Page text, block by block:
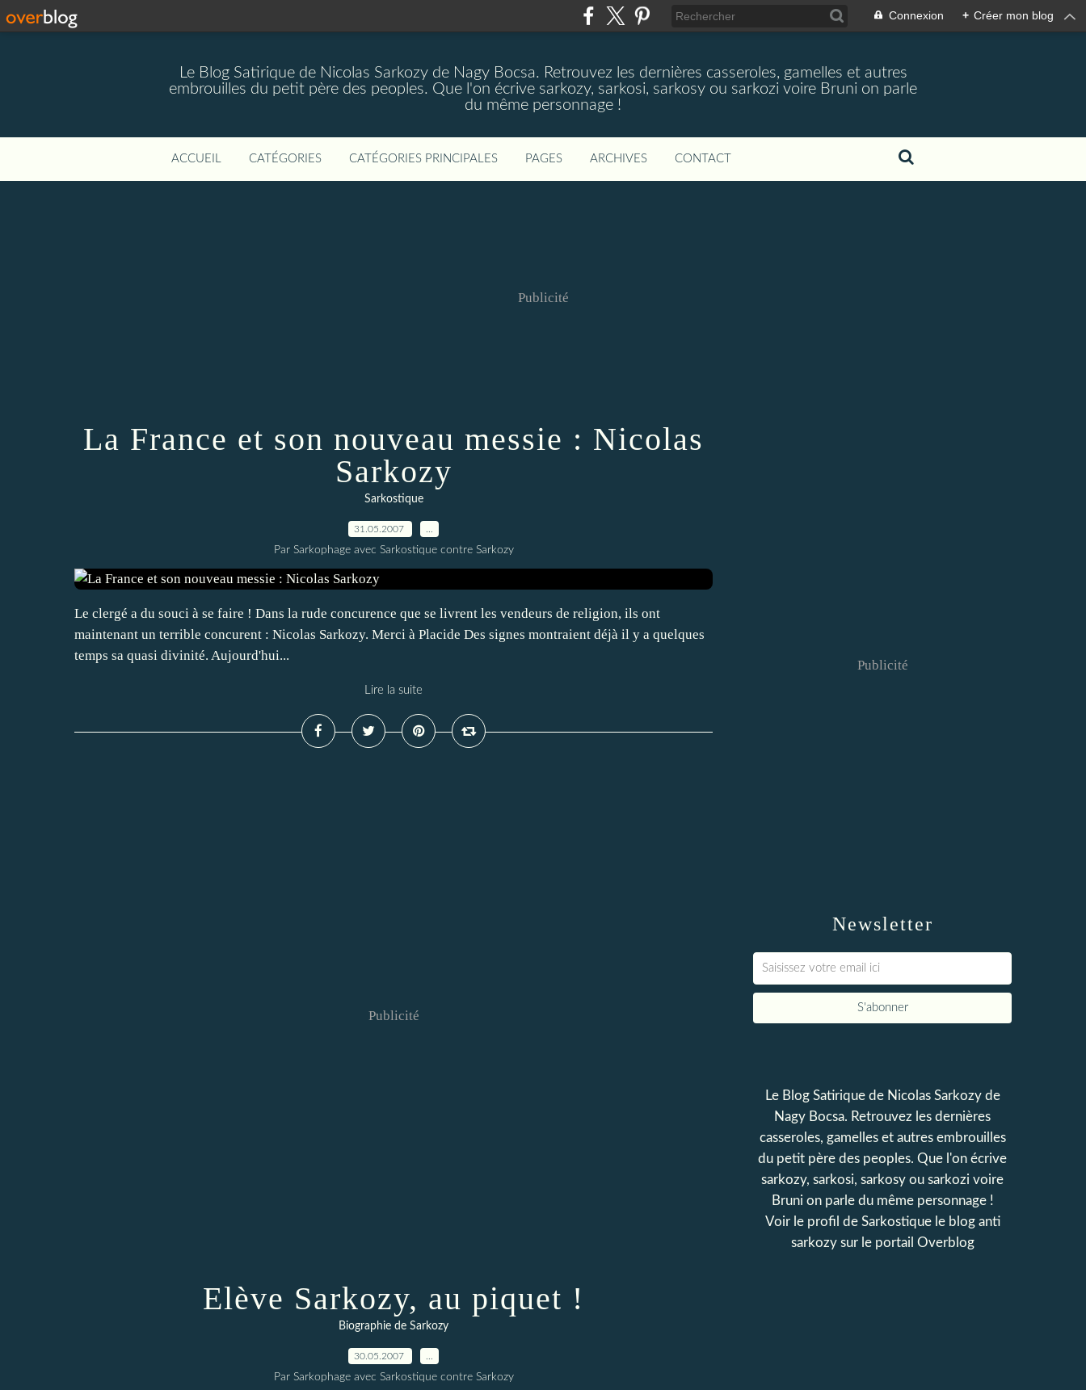
Connexion + Créer mon blog
Le Blog Satirique de Nicolas Sarkozy de Nagy Bocsa. Retrouvez les dernières casseroles, gamelles et autres
embrouilles du petit père des peoples. Que l'on écrive sarkozy, sarkosi, sarkosy ou sarkozi voire Bruni on parle
du même personnage !
ACCUEIL CATÉGORIES CATÉGORIES PRINCIPALES PAGES ARCHIVES CONTACT
Publicité
La France et son nouveau messie : Nicolas
Sarkozy
Sarkostique
31.05.2007
Par Sarkophage avec Sarkostique contre Sarkozy
Le clergé a du souci à se faire ! Dans la rude concurence que se livrent les vendeurs de religion, ils ont
maintenant un terrible concurent : Nicolas Sarkozy. Merci à Placide Des signes montraient déjà il y a quelques
temps sa quasi divinité. Aujourd'hui...
Lire la suite
Publicité
Elève Sarkozy, au piquet !
Biographie de Sarkozy
30.05.2007
Par Sarkophage avec Sarkostique contre Sarkozy
Newsletter
Publicité
Le Blog Satirique de Nicolas Sarkozy de
Nagy Bocsa. Retrouvez les dernières
casseroles, gamelles et autres embrouilles
du petit père des peoples. Que l'on écrive
sarkozy, sarkosi, sarkosy ou sarkozi voire
Bruni on parle du même personnage !
Voir le profil de Sarkostique le blog anti
sarkozysur le portail Overblog